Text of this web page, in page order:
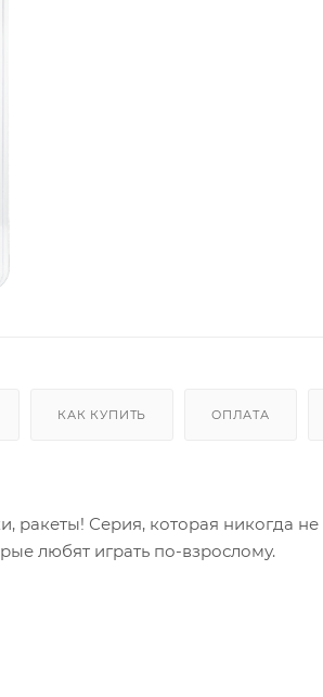
КАК КУПИТЬ ОПЛАТА
ракеты! Серия, которая никогда не
любят играть по-взрослому.